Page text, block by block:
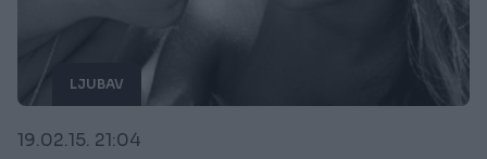
LJUBAV
19.02.15. 21:04